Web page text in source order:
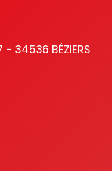
- 34536 BÉZIERS